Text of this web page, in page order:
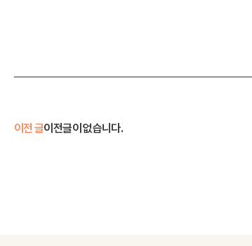
이전 글이전글이 없습니다.